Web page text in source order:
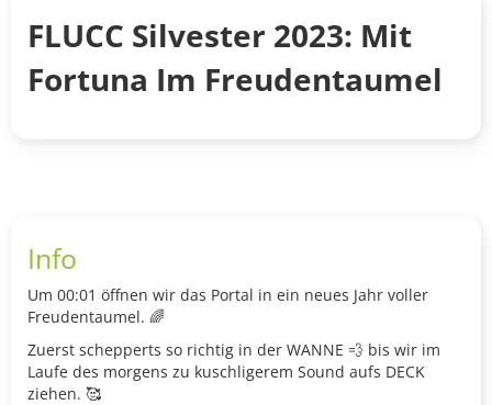
FLUCC Silvester 2023: Mit
Fortuna Im Freudentaumel
Info
Um 00:01 öffnen wir das Portal in ein neues Jahr voller
Freudentaumel. 🌈
Zuerst schepperts so richtig in der WANNE 💨 bis wir im
Laufe des morgens zu kuschligerem Sound aufs DECK
ziehen. 🥰